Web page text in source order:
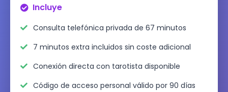
Incluye
Consulta telefónica privada de 67 minutos
7 minutos extra incluidos sin coste adicional
Conexión directa con tarotista disponible
Código de acceso personal válido por 90 días